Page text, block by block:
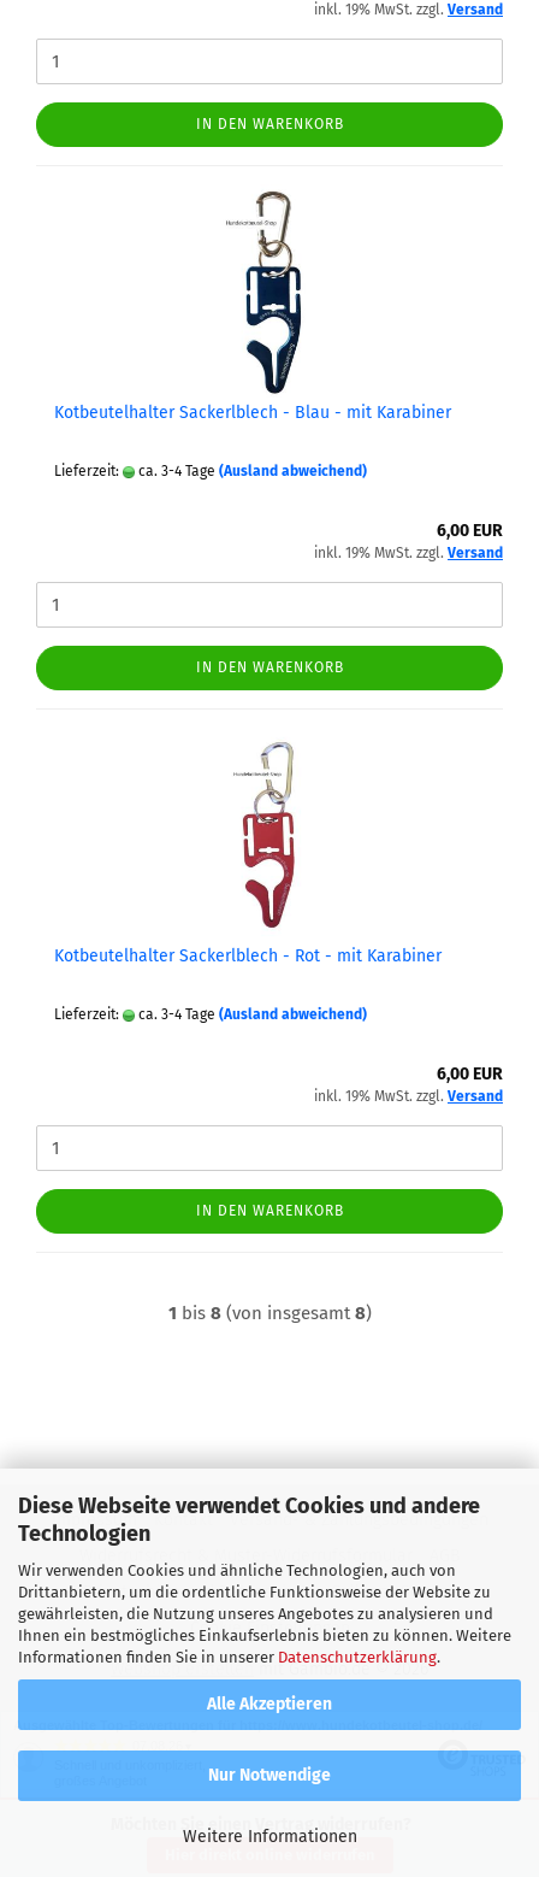
Diese Webseite verwendet Cookies und andere
Technologien
Wir verwenden Cookies und ähnliche Technologien, auch von
Drittanbietern, um die ordentliche Funktionsweise der Website zu
gewährleisten, die Nutzung unseres Angebotes zu analysieren und
Ihnen ein bestmögliches Einkaufserlebnis bieten zu können. Weitere
Informationen finden Sie in unserer Datenschutzerklärung.
Alle Akzeptieren
Nur Notwendige
Weitere Informationen
inkl. 19% MwSt. zzgl. Versand
IN DEN WARENKORB
Kot­beu­tel­hal­ter Sa­ckerl­blech - Blau - mit Ka­ra­bi­ner
Lieferzeit: ca. 3-4 Tage (Ausland abweichend)
6,00 EUR
inkl. 19% MwSt. zzgl. Versand
IN DEN WARENKORB
Kot­beu­tel­hal­ter Sa­ckerl­blech - Rot - mit Ka­ra­bi­ner
Lieferzeit: ca. 3-4 Tage (Ausland abweichend)
6,00 EUR
inkl. 19% MwSt. zzgl. Versand
IN DEN WARENKORB
1 bis 8(von insgesamt8)
Impressum Kontakt
Versand- & Zahlungsbedingungen
Privatsphäre und Datenschutz
Callback Service
Cookie Einstellungen
Webshop erstellenmit Gambio.de © 2026
Ausgewählte Top-Bewertungen für https://www.hundekotbeutel-shop.de/
Möchten Sie einen Vertrag widerrufen?